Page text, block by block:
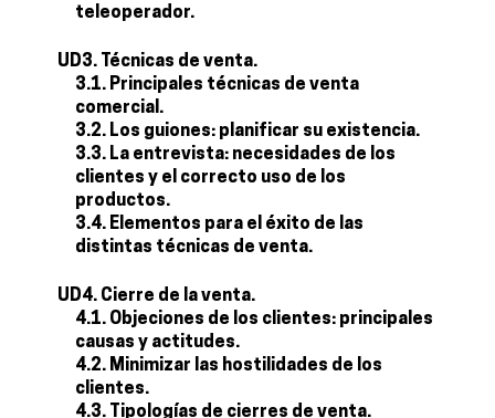
teleoperador.
UD3. Técnicas de venta.
3.1. Principales técnicas de venta
comercial.
3.2. Los guiones: planificar su existencia.
3.3. La entrevista: necesidades de los
clientes y el correcto uso de los
productos.
3.4. Elementos para el éxito de las
distintas técnicas de venta.
UD4. Cierre de la venta.
4.1. Objeciones de los clientes: principales
causas y actitudes.
4.2. Minimizar las hostilidades de los
clientes.
4.3. Tipologías de cierres de venta.